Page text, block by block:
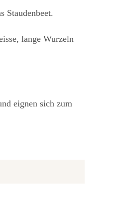
Staudenbeet.
lange Wurzeln
eignen sich zum